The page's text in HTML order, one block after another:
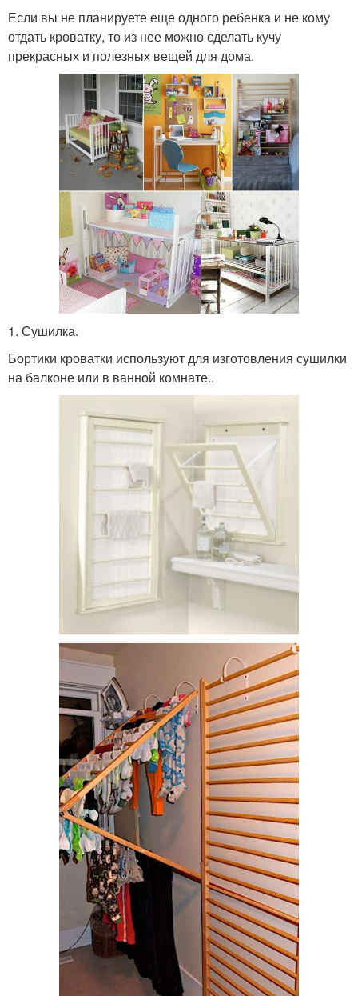
Если вы не планируете еще одного ребенка и не кому
отдать кроватку, то из нее можно сделать кучу
прекрасных и полезных вещей для дома.
1. Сушилка.
Бортики кроватки используют для изготовления сушилки
на балконе или в ванной комнате..